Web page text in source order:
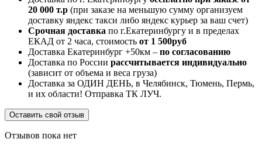
20 000 т.р (при заказе на меньшую сумму организуем
доставку яндекс такси либо яндекс курьер за ваш счет)
Срочная доставка по г.Екатеринбургу и в пределах
ЕКАД от 2 часа, стоимость от 1 500руб
Доставка Екатеринбург +50км – по согласованию
Доставка по России рассчитывается индивидуально
(зависит от объема и веса груза)
Доставка за ОДИН ДЕНЬ, в Челябинск, Тюмень, Пермь,
и их области! Отправка ТК ЛУЧ.
Оставить свой отзыв
Отзывов пока нет